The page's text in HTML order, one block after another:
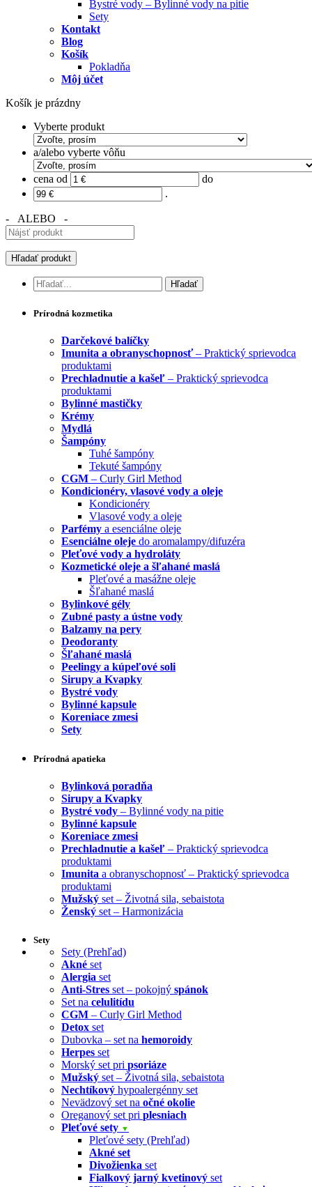
Bystré vody – Bylinné vody na pitie
Sety
Kontakt
Blog
Košík
Pokladňa
Môj účet
Košík je prázdny
Vyberte produkt
a/alebo vyberte vôňu
cena od
do
.
- ALEBO -
Prírodná kozmetika
Darčekové balíčky
Imunita a obranyschopnosť– Praktický sprievodca
produktami
Prechladnutie a kašeľ – Praktický sprievodca
produktami
Bylinné mastičky
Krémy
Mydlá
Šampóny
Tuhé šampóny
Tekuté šampóny
CGM – Curly Girl Method
Kondicionéry, vlasové vody a oleje
Kondicionéry
Vlasové vody a oleje
Parfémy a esenciálne oleje
Esenciálne oleje do aromalampy/difuzéra
Pleťové vody a hydroláty
Kozmetické oleje a šľahané maslá
Pleťové a masážne oleje
Šľahané maslá
Bylinkové gély
Zubné pasty a ústne vody
Balzamy na pery
Deodoranty
Šľahané maslá
Peelingy a kúpeľové soli
Sirupy a Kvapky
Bystré vody
Bylinné kapsule
Koreniace zmesi
Sety
Prírodná apatieka
Bylinková poradňa
Sirupy a Kvapky
Bystré vody – Bylinné vody na pitie
Bylinné kapsule
Koreniace zmesi
Prechladnutie a kašeľ – Praktický sprievodca
produktami
Imunita a obranyschopnosť – Praktický sprievodca
produktami
Mužský set – Životná sila, sebaistota
Ženský set – Harmonizácia
Sety
Sety (Prehľad)
Akné set
Alergia set
Anti-Stres set – pokojný spánok
Set na celulitídu
CGM – Curly Girl Method
Detox set
Dubovka – set na hemoroidy
Herpes set
Morský set pri psoriáze
Mužský set – Životná sila, sebaistota
Nechtíkový hypoalergénny set
Nevädzový set na očné okolie
Oreganový set pri plesniach
Pleťové sety ▼
Pleťové sety (Prehľad)
Akné set
Divožienka set
Fialkový jarný kvetinový set